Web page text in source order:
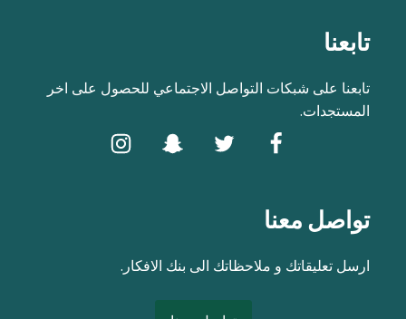
تابعنا
تابعنا على شبكات التواصل الاجتماعي للحصول على اخر
المستجدات.
تواصل معنا
ارسل تعليقاتك و ملاحظاتك الى بنك الافكار.